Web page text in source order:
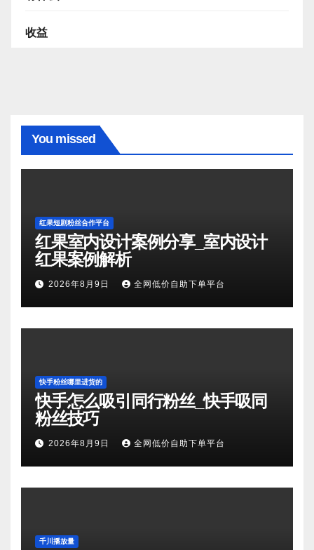
收益
You missed
红果短剧粉丝合作平台
红果室内设计案例分享_室内设计
红果案例解析
2026年8月9日 全网低价自助下单平台
快手粉丝哪里进货的
快手怎么吸引同行粉丝_快手吸同
粉丝技巧
2026年8月9日 全网低价自助下单平台
千川播放量